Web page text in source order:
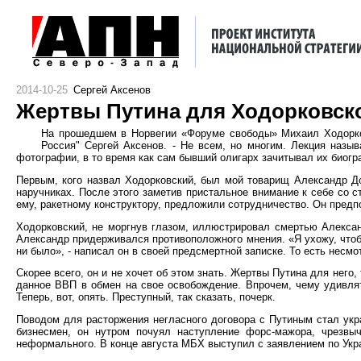
2014-10-25 Сергей Аксенов
Жертвы Путина для
На прошедшем в Норвегии «Форуме свободы» Михаил
Россия" Сергей Аксенов. - Не всем, но многим. Лекция
фотографии, в то время как сам бывший олигарх зачитывал их
Первым, кого назвал Ходорковский, был мой товарищ Александр
наручниках. После этого заметив пристальное внимание к себе
ему, ракетному конструктору, предложили сотрудничество. Он
Ходорковский, не моргнув глазом, иллюстрировал смертью
Александр придерживался противоположного мнения. «Я ухожу,
ни было», - написал он в своей предсмертной записке. То есть
Скорее всего, он и не хочет об этом знать. Жертвы Путина для
данное ВВП в обмен на свое освобождение. Впрочем, чему
Теперь, вот, опять. Преступный, так сказать, почерк.
Поводом для расторжения негласного договора с Путиным стал
бизнесмен, он нутром почуял наступление форс-мажора,
неформального. В конце августа МБХ выступил с заявлением по